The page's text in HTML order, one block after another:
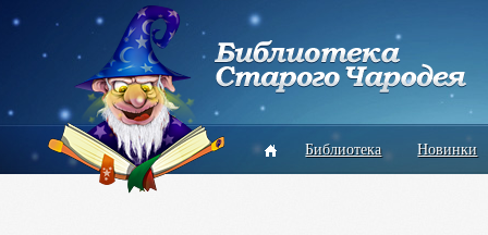
Библиотека Новинки